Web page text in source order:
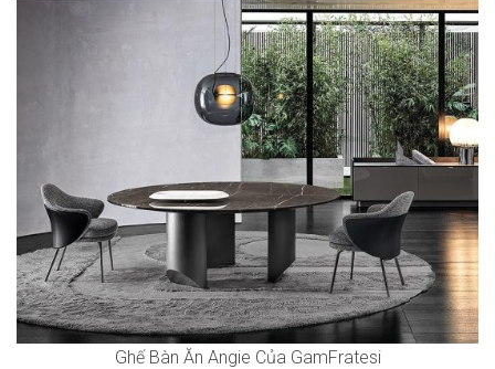
Ghế Bàn Ăn Angie Của GamFratesi